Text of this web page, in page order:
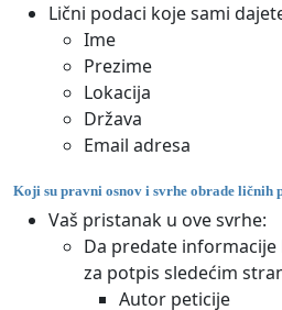
Lični podaci koje sami
Ime
Prezime
Lokacija
Država
Email adresa
Koji su pravni osnov i svrhe obrade ličnih
Vaš pristanak u ove svrhe:
Da predate
za potpis sledećim
Autor peticije